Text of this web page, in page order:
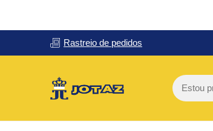
Rastreio de pedidos